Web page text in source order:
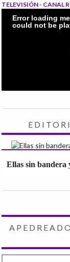
TELEVISIÓN - CANAL
Ellas sin bandera